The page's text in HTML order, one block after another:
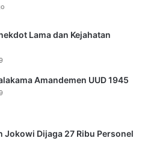
Lama dan Kejahatan
Amandemen UUD 1945
Jokowi Dijaga 27 Ribu Personel